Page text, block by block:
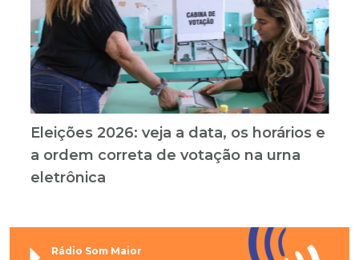
Eleições 2026: veja a data, os horários e
a ordem correta de votação na urna
eletrônica
Rádio Som Maior